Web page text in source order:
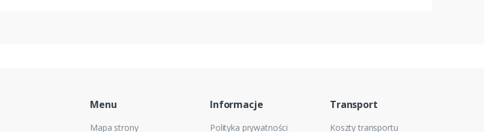
Menu
Mapa strony
Informacje
Polityka prywatności
Transport
Koszty transportu